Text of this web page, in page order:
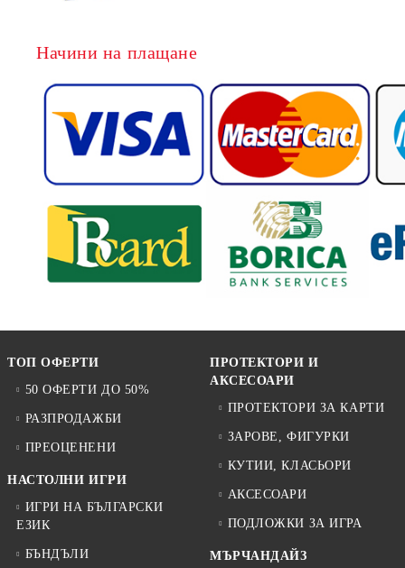
Начини на плащане
ТОП ОФЕРТИ
50 ОФЕРТИ ДО 50%
РАЗПРОДАЖБИ
ПРЕОЦЕНЕНИ
НАСТОЛНИ ИГРИ
ИГРИ НА БЪЛГАРСКИ
ЕЗИК
БЪНДЪЛИ
ПРОТЕКТОРИ И
АКСЕСОАРИ
ПРОТЕКТОРИ ЗА КАРТИ
ЗАРОВЕ, ФИГУРКИ
КУТИИ, КЛАСЬОРИ
АКСЕСОАРИ
ПОДЛОЖКИ ЗА ИГРА
МЪРЧАНДАЙЗ